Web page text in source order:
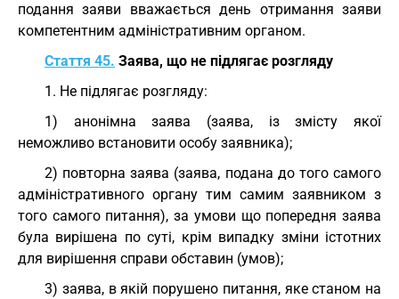
подання заяви вважається день отримання заяви
компетентним адміністративним органом.
Стаття 45. Заява, що не підлягає розгляду
1. Не підлягає розгляду:
1) анонімна заява (заява, із змісту якої
неможливо встановити особу заявника);
2) повторна заява (заява, подана до того самого
адміністративного органу тим самим заявником з
того самого питання), за умови що попередня заява
була вирішена по суті, крім випадку зміни істотних
для вирішення справи обставин (умов);
3) заява, в якій порушено питання, яке станом на